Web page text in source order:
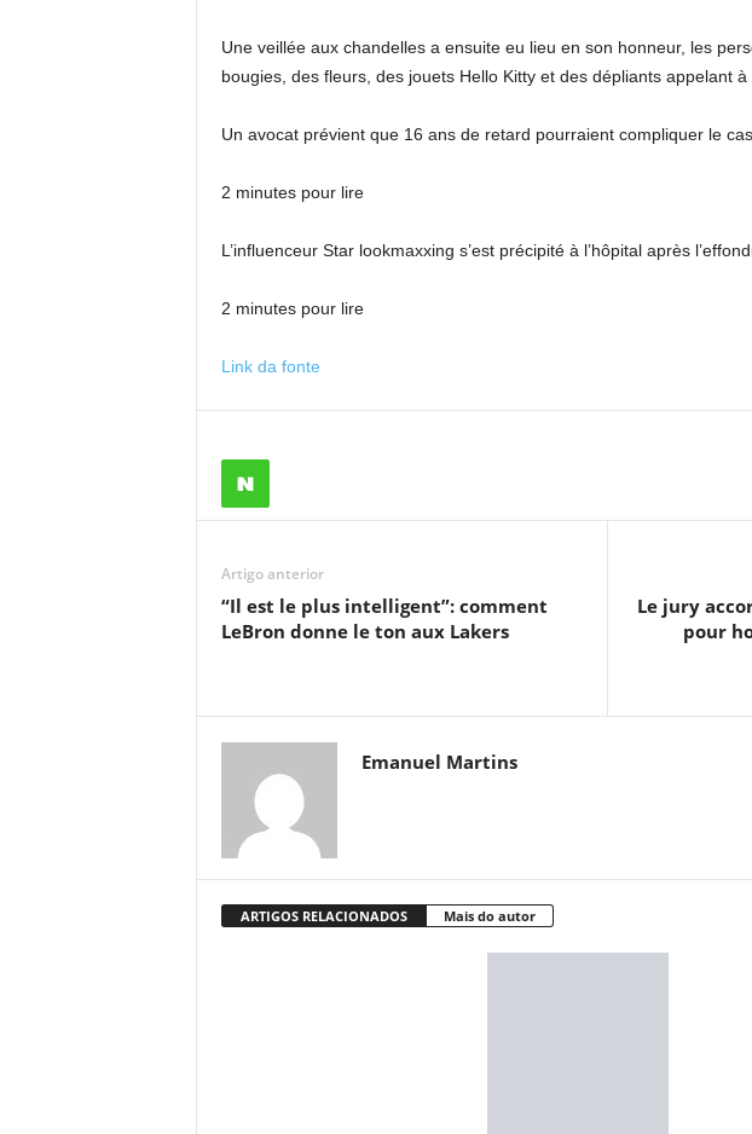
Une veillée aux chandelles a ensuite eu lieu en son honneur, les
bougies, des fleurs, des jouets Hello Kitty et des dépliants appelant à
Un avocat prévient que 16 ans de retard pourraient compliquer le
2 minutes pour lire
L’influenceur Star lookmaxxing s’est précipité à l’hôpital après
2 minutes pour lire
Link da fonte
Artigo anterior
“Il est le plus intelligent”: comment
LeBron donne le ton aux Lakers
Le jury
pour
Emanuel Martins
ARTIGOS RELACIONADOS Mais do autor